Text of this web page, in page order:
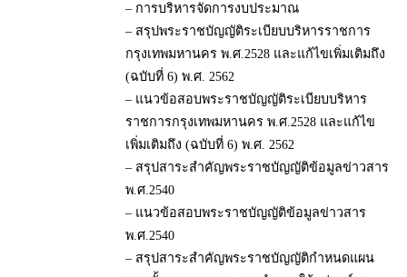
– การบริหารจัดการงบประมาณ
– สรุปพระราชบัญญัติระเบียบบริหารราชการ
กรุงเทพมหานคร พ.ศ.2528 และแก้ไขเพิ่มเติมถึง
(ฉบับที่ 6) พ.ศ. 2562
– แนวข้อสอบพระราชบัญญัติระเบียบบริหาร
ราชการกรุงเทพมหานคร พ.ศ.2528 และแก้ไข
เพิ่มเติมถึง (ฉบับที่ 6) พ.ศ. 2562
– สรุปสาระสำคัญพระราชบัญญัติข้อมูลข่าวสาร
พ.ศ.2540
– แนวข้อสอบพระราชบัญญัติข้อมูลข่าวสาร
พ.ศ.2540
– สรุปสาระสำคัญพระราชบัญญัติกำหนดแผน